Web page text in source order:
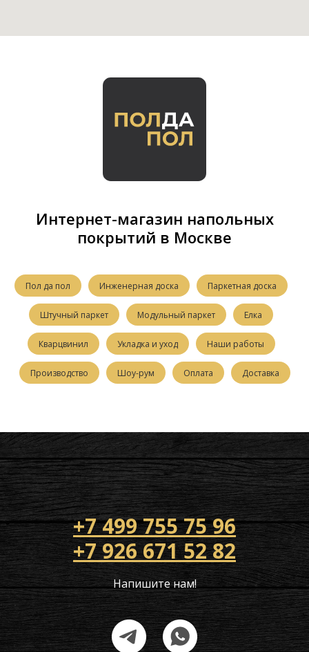
Интернет-магазин напольных
покрытий в Москве
Пол да пол Инженерная доска Паркетная доска
Штучный паркет Модульный паркет Елка
Кварцвинил Укладка и уход Наши работы
Производство Шоу-рум Оплата Доставка
+7 499 755 75 96
+7 926 671 52 82
Напишите нам!